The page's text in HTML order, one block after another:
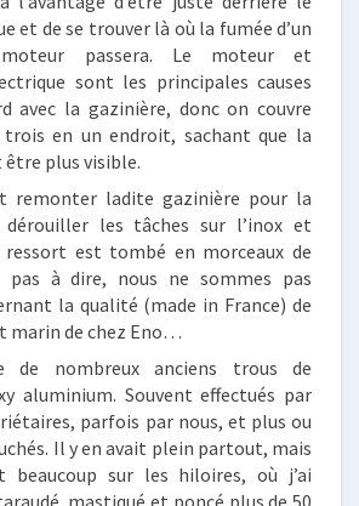
et de se trouver là où la fumée d’un
passera. Le moteur et
sont les principales causes
avec la gazinière, donc on couvre
trois en un endroit, sachant que la
plus visible.
remonter ladite gazinière pour la
dérouiller les tâches sur l’inox et
ressort est tombé en morceaux de
à dire, nous ne sommes pas
la qualité (made in France) de
marin de chez Eno…
de nombreux anciens trous de
aluminium. Souvent effectués par
parfois par nous, et plus ou
Il y en avait plein partout, mais
beaucoup sur les hiloires, où j’ai
mastiqué et poncé plus de 50